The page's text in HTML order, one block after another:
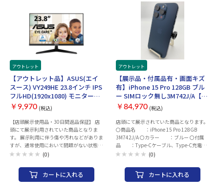
にご連絡 頂いた場合ご対
応致します。 2_ご使用中
にネットワーク利用制限が発生した場合、
ご返金対応いたします。 〇
補足 ・以下の動作チェック済みとなりま
す。 ※動作確認項目 ・電源・アクティ
ベーションチェック ・WI-FI、Bluetooth
・スピーカー ・カメラ（外部、イン
カメラ） ・液晶、タッチ操作 ・OSア
ップデート(iPadOS26) ・電源、ボリュ
ーム、サイレントスイッチ ・初期化して
お渡しいたします。 ・ご利用の際は、充電
を行ってからご利用ください。お届け時の
す。 ・中古商品になりますので目立たない
キズ等ございます予めご了承ください。
・商品の特性上、商品個々の状態（キズの
程度、OSバージョン等）がありますが、
状態の確認のお問い合わせはお断りさせて
してはご購入後お客様ご都合によりますご
返品は一切お受けできませんので、ご購入
の際には必ずご希望の商品かどうかの確認
ル ストレージ容量：256GB CPU：Apple
A15 コア数：6 コア 本体インターフェイ
ス：USB Type-C 生体認証：指紋認証 バッ
テリー性能：リチウムポリマー Wi-Fi通
信:10時間 ビデオ再生:10時間 センサー：
加速度センサー 3軸ジャイロ 環境光センサ
ー デジタルコンパス 気圧計 画面サイズ：
8.3 インチ 画面種類：液晶 パネル種類：
IPS 画面解像度：2266x1488 Wi-Fi(無線
LAN)：IEEE802.11a/b/g/n/ac/ax
Bluetooth：Bluetooth5.0 AirPlay対応：○
背面カメラ：○ 背面カメラ画素数：1200
万画素 前面カメラ：FaceTime HDカメラ
前面カメラ画像数：1200 万画素 フルHD
重量：293g 幅x高さx奥行：
134.8x6.3x195.4 mm カラー：パープル
アウトレット
【アウトレット品】ASUS(エイ
スース) VY249HE 23.8インチ IPS
フルHD(1920x1080) モニター
【店頭展示使用品・30日間返品
保証】
￥9,970 (税込)
【店頭展示使用品・30日間返品保証】 店
頭にて展示利用されていた商品となりま
す。 展示利用に伴う傷や汚れなどがありま
すが、通常使用において問題がない状態で
す。 保証は、30日間返品保証のみとなり
み。 ※商品個別の状態などご案内してお
りません。 パネルサイズ：23.8インチ最
大解像度：フルHD(1920x1080)ドットピ
(0)
カートに入れる
アウトレット
【展示品・付属品有・画面キズ
有】iPhone 15 Pro 128GB ブル
ー SIMロック無し3M742J/A【30
日返金保証】【赤ロム保証付
￥84,970 (税込)
店頭にて展示されていた商品となります。
〇商品名 ：iPhone 15 Pro 128GB
3M742J/A 〇カラー ：ブルー 〇付属
品 ：Type-Cケーブル、Type-C充電ア
ダプタ 〇状態 ：画面キズ有 〇発
送 〇バッテリー：最大容量 81％以上
(2026年7月22日時点) 〇その他 ：ネ
ットワーク制限（ー） SIMロックなし 〇保
(0)
カートに入れる